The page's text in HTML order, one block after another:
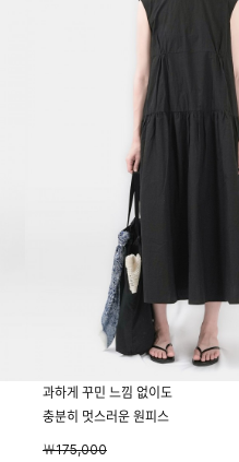
과하게 꾸민 느낌 없이도
충분히 멋스러운 원피스
￦175,000